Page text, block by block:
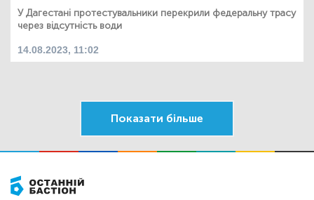
У Дагестані протестувальники перекрили федеральну трасу
через відсутність води
14.08.2023, 11:02
Показати більше